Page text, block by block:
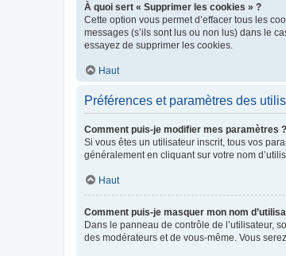
À quoi sert « Supprimer les cookies » ?
Cette option vous permet d’effacer tous les
messages (s’ils sont lus ou non lus) dans le
essayez de supprimer les cookies.
Haut
Préférences et paramètres des
Comment puis-je modifier mes paramètres ?
Si vous êtes un utilisateur inscrit, tous vos
généralement en cliquant sur votre nom
Haut
Comment puis-je masquer mon nom
Dans le panneau de contrôle de l’utilisateur,
des modérateurs et de vous-même. Vous